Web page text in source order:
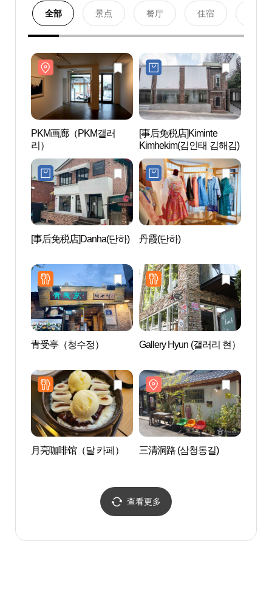
全部 景点 餐厅 住宿
PKM画廊（PKM갤러
리）
[事后免税店]Kiminte
Kimhekim(김인태 김해김)
[事后免税店]Danha(단하) 丹霞(단하)
青受亭（청수정） Gallery Hyun (갤러리 현）
月亮咖啡馆（달 카페） 三清洞路 (삼청동길)
查看更多